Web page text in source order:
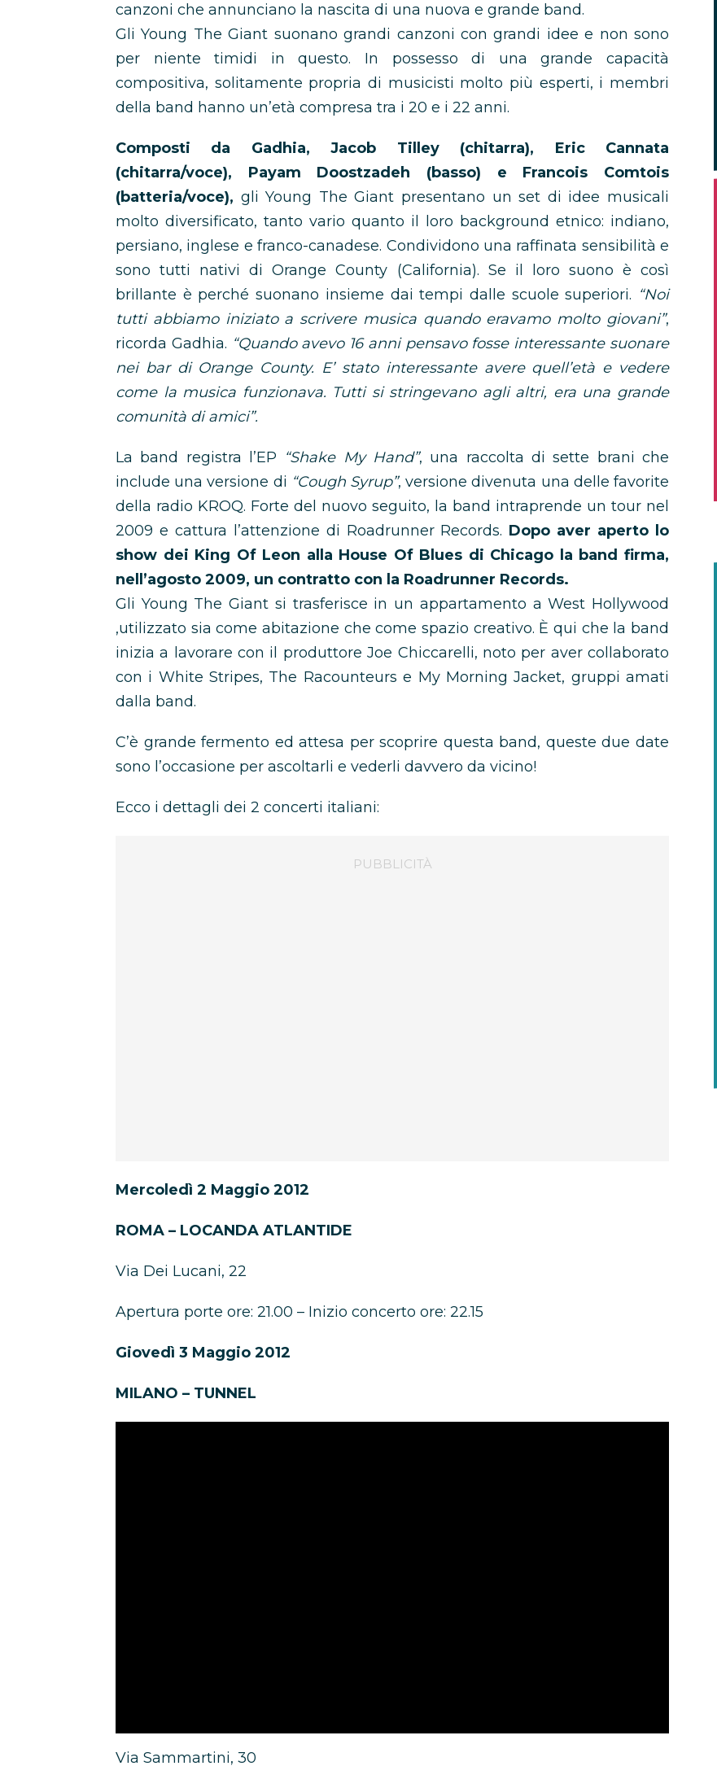
canzoni che annunciano la nascita di una nuova e grande band.
Gli Young The Giant suonano grandi canzoni con grandi idee e non sono
per niente timidi in questo. In possesso di una grande capacità
compositiva, solitamente propria di musicisti molto più esperti, i membri
della band hanno un’età compresa tra i 20 e i 22 anni.
Composti da Gadhia, Jacob Tilley (chitarra), Eric Cannata
(chitarra/voce), Payam Doostzadeh (basso) e Francois Comtois
(batteria/voce), gli Young The Giant presentano un set di idee musicali
molto diversificato, tanto vario quanto il loro background etnico: indiano,
persiano, inglese e franco-canadese. Condividono una raffinata sensibilità e
sono tutti nativi di Orange County (California). Se il loro suono è così
brillante è perché suonano insieme dai tempi dalle scuole superiori. “Noi
tutti abbiamo iniziato a scrivere musica quando eravamo molto giovani”,
ricorda Gadhia. “Quando avevo 16 anni pensavo fosse interessante suonare
nei bar di Orange County. E’ stato interessante avere quell’età e vedere
come la musica funzionava. Tutti si stringevano agli altri, era una grande
comunità di amici”.
La band registra l’EP “Shake My Hand”, una raccolta di sette brani che
include una versione di “Cough Syrup”, versione divenuta una delle favorite
della radio KROQ. Forte del nuovo seguito, la band intraprende un tour nel
2009 e cattura l’attenzione di Roadrunner Records. Dopo aver aperto lo
show dei King Of Leon alla House Of Blues di Chicago la band firma,
nell’agosto 2009, un contratto con la Roadrunner Records.
Gli Young The Giant si trasferisce in un appartamento a West Hollywood
,utilizzato sia come abitazione che come spazio creativo. È qui che la band
inizia a lavorare con il produttore Joe Chiccarelli, noto per aver collaborato
con i White Stripes, The Racounteurs e My Morning Jacket, gruppi amati
dalla band.
C’è grande fermento ed attesa per scoprire questa band, queste due date
sono l’occasione per ascoltarli e vederli davvero da vicino!
Ecco i dettagli dei 2 concerti italiani:
Mercoledì 2 Maggio 2012
ROMA – LOCANDA ATLANTIDE
Via Dei Lucani, 22
Apertura porte ore: 21.00 – Inizio concerto ore: 22.15
Giovedì 3 Maggio 2012
MILANO – TUNNEL
Via Sammartini, 30